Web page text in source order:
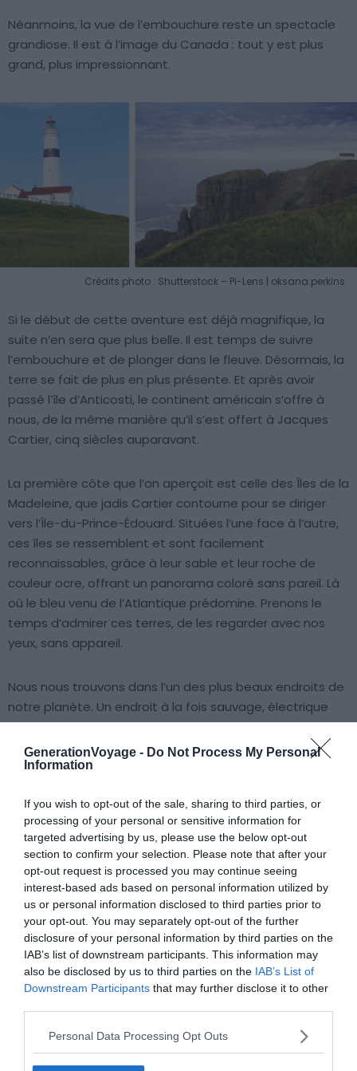
GenerationVoyage - Do Not Process My Personal
Information
If you wish to opt-out of the sale, sharing to third parties, or
processing of your personal or sensitive information for
targeted advertising by us, please use the below opt-out
section to confirm your selection. Please note that after your
opt-out request is processed you may continue seeing
interest-based ads based on personal information utilized by
us or personal information disclosed to third parties prior to
your opt-out. You may separately opt-out of the further
disclosure of your personal information by third parties on the
IAB’s list of downstream participants. This information may
also be disclosed by us to third parties on the IAB’s List of
Downstream Participants that may further disclose it to other
Personal Data Processing Opt Outs
Néanmoins, la vue de l’embouchure reste un spectacle
grandiose. Il est à l’image du Canada : tout y est plus
grand, plus impressionnant.
Crédits photo : Shutterstock – Pi-Lens | oksana.perkins
Si le début de cette aventure est déjà magnifique, la
suite n’en sera que plus belle. Il est temps de suivre
l’embouchure et de plonger dans le fleuve. Désormais, la
terre se fait de plus en plus présente. Et après avoir
passé l’île d’Anticosti, le continent américain s’offre à
nous, de la même manière qu’il s’est offert à Jacques
Cartier, cinq siècles auparavant.
La première côte que l’on aperçoit est celle des Îles de la
Madeleine, que jadis Cartier contourne pour se diriger
vers l’Île-du-Prince-Édouard. Situées l’une face à l’autre,
ces îles se ressemblent et sont facilement
reconnaissables, grâce à leur sable et leur roche de
couleur ocre, offrant un panorama coloré sans pareil. Là
où le bleu venu de l’Atlantique prédomine. Prenons le
temps d’admirer ces terres, de les regarder avec nos
yeux, sans appareil.
Nous nous trouvons dans l’un des plus beaux endroits de
notre planète. Un endroit à la fois sauvage, électrique
car rempli d’Histoire, mais également apaisant.
Crédits photo : Shutterstock – Richard Cavalleri | Vadim.Petrov
Ce temps, Jacques Cartier lui ne le prend pas, et
des Chaleurs. Bienvenue en Gaspésie. L’environnement
peut rappeler les plages normandes et britanniques,